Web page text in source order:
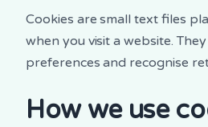
Cookies are small text files
when you visit a website.
preferences and recognise
How we use